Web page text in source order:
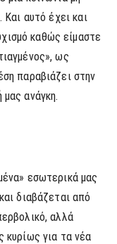
Και αυτό έχει και
καθώς είμαστε
ως
παραβιάζει στην
μας ανάγκη.
εσωτερικά μας
διαβάζεται από
αλλά
κυρίως για τα νέα